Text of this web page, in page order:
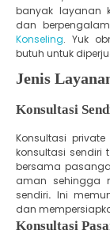
banyak layanan
dan
Konseling. Yuk
butuh untuk
Jenis
Konsultasi
Konsultasi
konsultasi sendiri
bersama
aman sehingga
sendiri. Ini
dan
Konsultasi